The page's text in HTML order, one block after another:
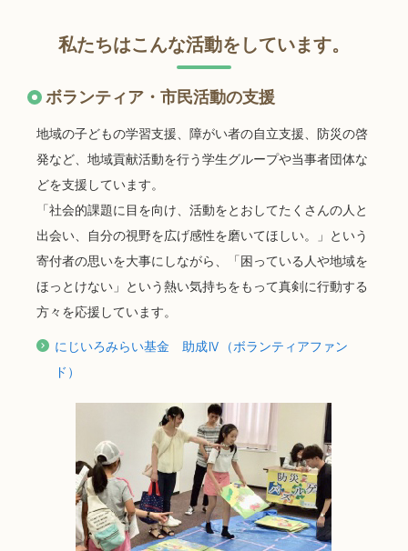
私たちはこんな活動をしています。
ボランティア・市民活動の支援
地域の子どもの学習支援、障がい者の自立支援、防災の啓
発など、地域貢献活動を行う学生グループや当事者団体な
どを支援しています。
「社会的課題に目を向け、活動をとおしてたくさんの人と
出会い、自分の視野を広げ感性を磨いてほしい。」という
寄付者の思いを大事にしながら、「困っている人や地域を
ほっとけない」という熱い気持ちをもって真剣に行動する
方々を応援しています。
にじいろみらい基金 助成Ⅳ（ボランティアファン
ド）